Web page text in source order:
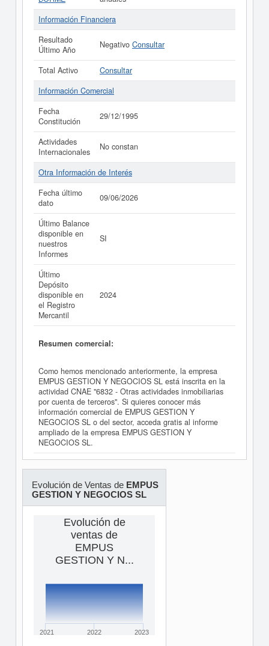
Información Financiera
Resultado
Último Año
Negativo Consultar
Total Activo
Consultar
Información Comercial
Fecha
Constitución
29/12/1995
Actividades
Internacionales
No constan
Otra Información de Interés
Fecha último
dato
09/06/2026
Último Balance
disponible en
nuestros
Informes
SI
Último
Depósito
disponible en
el Registro
Mercantil
2024
Resumen comercial:
Como hemos mencionado anteriormente, la empresa
EMPUS GESTION Y NEGOCIOS SL está inscrita en la
actividad CNAE "6832 - Otras actividades inmobiliarias
por cuenta de terceros". Si quieres conocer más
información comercial de EMPUS GESTION Y
NEGOCIOS SL o del sector, acceda gratis al informe
ampliado de la empresa EMPUS GESTION Y
NEGOCIOS SL.
Evolución de Ventas de EMPUS
GESTION Y NEGOCIOS SL
Evolución de
ventas de
EMPUS
GESTION Y N...
2021 2022 2023